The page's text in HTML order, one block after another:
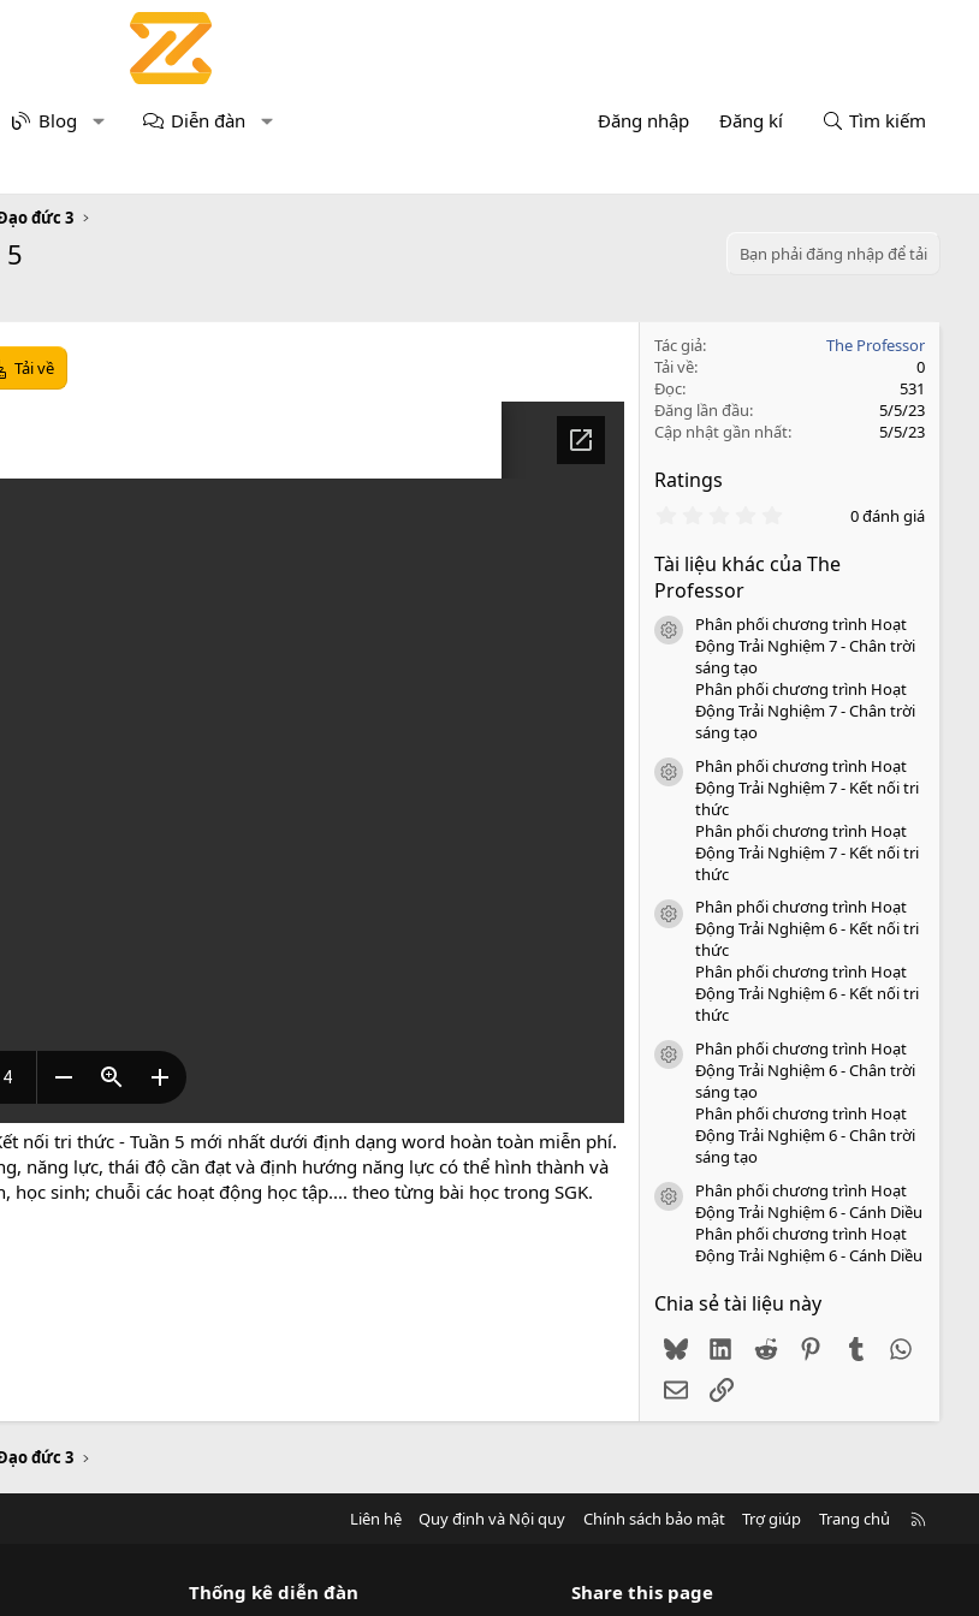
Blog Diễn đàn Đăng nhập Đăng kí Tìm kiếm
đức 3
Bạn phải đăng nhập để tải
Tải về
nối tri thức - Tuần 5 mới nhất dưới định dạng word hoàn toàn miễn phí.
năng lực, thái độ cần đạt và định hướng năng lực có thể hình thành và
sinh; chuỗi các hoạt động học tập.... theo từng bài học trong SGK.
Tác giả
The Professor
Tải về
0
Đọc
531
Đăng lần đầu
5/5/23
Cập nhật gần nhất
5/5/23
Ratings
0
0
o
0 đánh giá
Tài liệu khác của The
Professor
icon tài liệu
Phân phối chương trình Hoạt
Động Trải Nghiệm 7 - Chân trời
sáng tạo
Phân phối chương trình Hoạt
Động Trải Nghiệm 7 - Chân trời
sáng tạo
icon tài liệu
Phân phối chương trình Hoạt
Động Trải Nghiệm 7 - Kết nối tri
thức
Phân phối chương trình Hoạt
Động Trải Nghiệm 7 - Kết nối tri
thức
icon tài liệu
Phân phối chương trình Hoạt
Động Trải Nghiệm 6 - Kết nối tri
thức
Phân phối chương trình Hoạt
Động Trải Nghiệm 6 - Kết nối tri
thức
icon tài liệu
Phân phối chương trình Hoạt
Động Trải Nghiệm 6 - Chân trời
sáng tạo
Phân phối chương trình Hoạt
Động Trải Nghiệm 6 - Chân trời
sáng tạo
icon tài liệu
Phân phối chương trình Hoạt
Động Trải Nghiệm 6 - Cánh Diều
Phân phối chương trình Hoạt
Động Trải Nghiệm 6 - Cánh Diều
Chia sẻ tài liệu này
BlueskyLinkedIn
Reddit PinterestTumblr
EmailLink
đức 3
Liên hệ Quy định và Nội quy Chính sách bảo mật Trợ giúp Trang chủ
Thống kê diễn đàn Share this page